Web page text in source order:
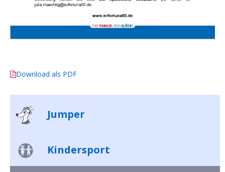
Download als PDF
Jumper
Kindersport